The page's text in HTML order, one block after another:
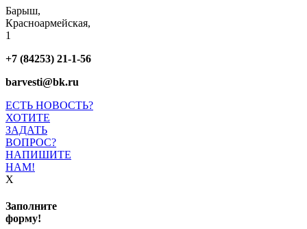
Барыш,
Красноармейская,
1
+7 (84253) 21-1-56
barvesti@bk.ru
ЕСТЬ НОВОСТЬ?
ХОТИТЕ
ЗАДАТЬ
ВОПРОС?
НАПИШИТЕ
НАМ!
X
Заполните
форму!